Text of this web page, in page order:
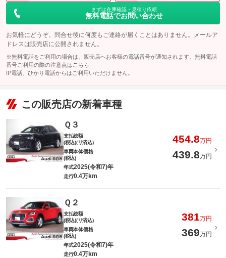
まずは在庫確認・見積り依頼
無料電話でお問い合わせ
お気軽にどうぞ。問合せ後に何度もご連絡が届くことはありません。メールア
ドレスは販売店に公開されません。
※無料電話をご利用の場合は、販売店へお客様の電話番号が通知されます。無料電話
番号ご利用の際の注意点は こちら
IP電話、ひかり電話からはご利用いただけません。
この販売店の新着車種
Ｑ３
支払総額
(税込)(リ済込)
454.8万円
車両本体価格
(税込)
439.8万円
年式2025(令和7)年
走行0.4万km
Ｑ２
支払総額
(税込)(リ済込)
381万円
車両本体価格
(税込)
369万円
年式2025(令和7)年
走行0.4万km